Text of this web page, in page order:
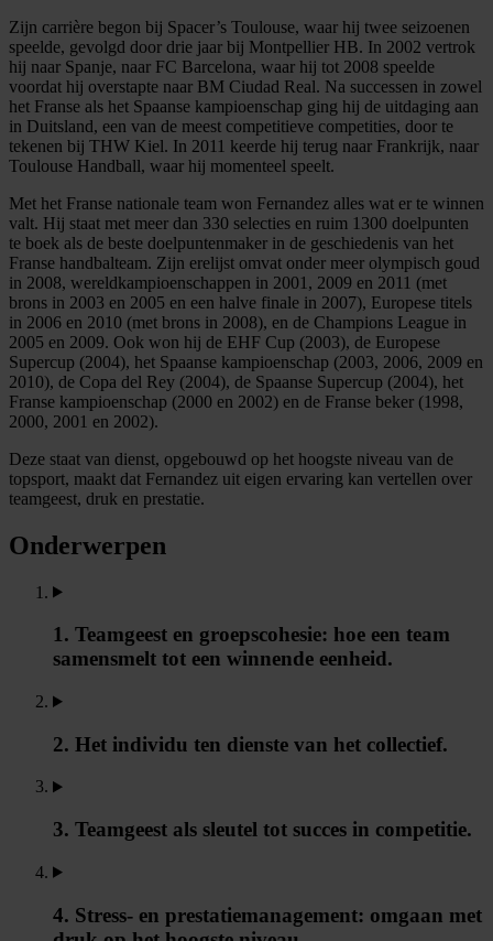
Zijn carrière begon bij Spacer’s Toulouse, waar hij twee seizoenen
speelde, gevolgd door drie jaar bij Montpellier HB. In 2002 vertrok
hij naar Spanje, naar FC Barcelona, waar hij tot 2008 speelde
voordat hij overstapte naar BM Ciudad Real. Na successen in zowel
het Franse als het Spaanse kampioenschap ging hij de uitdaging aan
in Duitsland, een van de meest competitieve competities, door te
tekenen bij THW Kiel. In 2011 keerde hij terug naar Frankrijk, naar
Toulouse Handball, waar hij momenteel speelt.
Met het Franse nationale team won Fernandez alles wat er te winnen
valt. Hij staat met meer dan 330 selecties en ruim 1300 doelpunten
te boek als de beste doelpuntenmaker in de geschiedenis van het
Franse handbalteam. Zijn erelijst omvat onder meer olympisch goud
in 2008, wereldkampioenschappen in 2001, 2009 en 2011 (met
brons in 2003 en 2005 en een halve finale in 2007), Europese titels
in 2006 en 2010 (met brons in 2008), en de Champions League in
2005 en 2009. Ook won hij de EHF Cup (2003), de Europese
Supercup (2004), het Spaanse kampioenschap (2003, 2006, 2009 en
2010), de Copa del Rey (2004), de Spaanse Supercup (2004), het
Franse kampioenschap (2000 en 2002) en de Franse beker (1998,
2000, 2001 en 2002).
Deze staat van dienst, opgebouwd op het hoogste niveau van de
topsport, maakt dat Fernandez uit eigen ervaring kan vertellen over
teamgeest, druk en prestatie.
Onderwerpen
1. Teamgeest en groepscohesie: hoe een team
samensmelt tot een winnende eenheid.
2. Het individu ten dienste van het collectief.
3. Teamgeest als sleutel tot succes in competitie.
4. Stress- en prestatiemanagement: omgaan met